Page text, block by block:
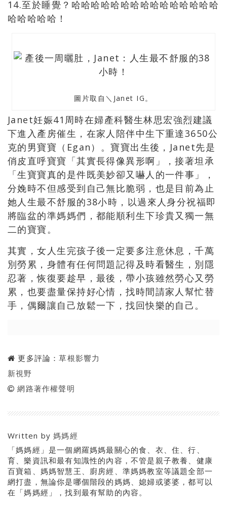
14.至於睡覺？哈哈哈哈哈哈哈哈哈哈哈哈哈哈哈
哈哈哈哈哈！
圖片取自＼Janet IG。
Janet妊娠41周時在婦產科醫生林思宏強烈建議
下進入產房催生，在家人陪伴中生下重達3650公
克的男寶寶（Egan）。寶寶出生後，Janet先是
俏皮直呼寶寶「其實長得像異形啊」，接著坦承
「生寶寶真的是件既美妙卻又嚇人的一件事」，
分娩時不但感受到自己無比脆弱，也是目前為止
她人生最不舒服的38小時，以過來人身分祝福即
將臨盆的準媽媽們，都能順利生下珍貴又獨一無
二的寶寶。
其實，女人生完孩子後一定要多注意休息，千萬
別勞累，身體有任何問題記得及時看醫生，別隱
忍著，恢復要趁早，最後，帶小孩雖然勞心又勞
累，也要盡量保持好心情，找時間請家人幫忙替
手，偶爾讓自己放鬆一下，找回快樂的自己。
更多評論：草根影響力
新視野
網路著作權聲明
Written by媽媽經
「媽媽經」是一個網羅媽媽最關心的食、衣、住、行、
育、樂資訊和最有知識性的內容，不管是親子教養、健康
百寶箱、媽媽智慧王、廚房經、準媽媽教室等議題全部一
網打盡，無論你是哪個階段的媽媽、媳婦或婆婆，都可以
在「媽媽經」，找到最有幫助的內容。